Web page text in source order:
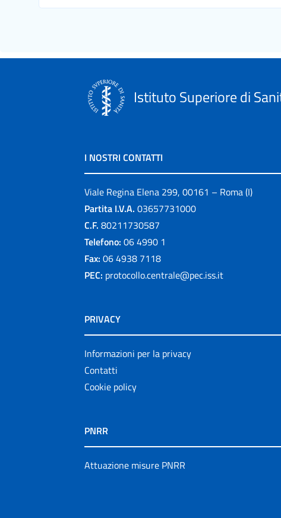
Istituto Superiore di
I NOSTRI CONTATTI
Viale Regina Elena 299, 00161 – Roma (I)
Partita I.V.A. 03657731000
C.F. 80211730587
Telefono: 06 4990 1
Fax: 06 4938 7118
PEC: protocollo.centrale@pec.iss.it
PRIVACY
Informazioni per la privacy
Contatti
Cookie policy
PNRR
Attuazione misure PNRR